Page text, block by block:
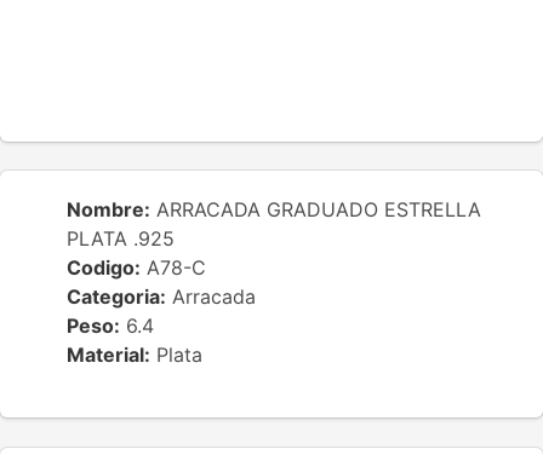
Nombre: ARRACADA GRADUADO ESTRELLA
PLATA .925
Codigo: A78-C
Categoria: Arracada
Peso: 6.4
Material: Plata